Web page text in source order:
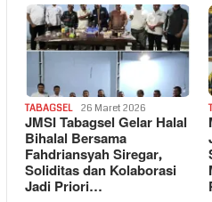
TABAGSEL 26 Maret 2026
JMSI Tabagsel Gelar Halal
Bihalal Bersama
Fahdriansyah Siregar,
Soliditas dan Kolaborasi
Jadi Priori…